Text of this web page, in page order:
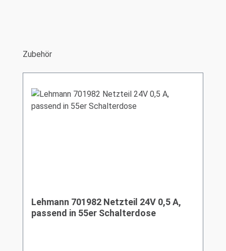
Produktgalerie überspringen
Zubehör
Lehmann 701982 Netzteil 24V 0,5 A,
passend in 55er Schalterdose